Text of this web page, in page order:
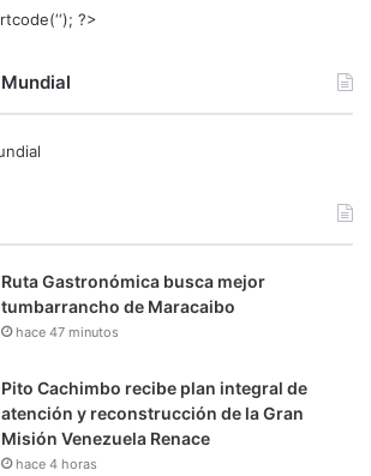
?>
Ruta Gastronómica busca mejor
tumbarrancho de Maracaibo
hace 47 minutos
Pito Cachimbo recibe plan integral de
atención y reconstrucción de la Gran
Misión Venezuela Renace
hace 4 horas